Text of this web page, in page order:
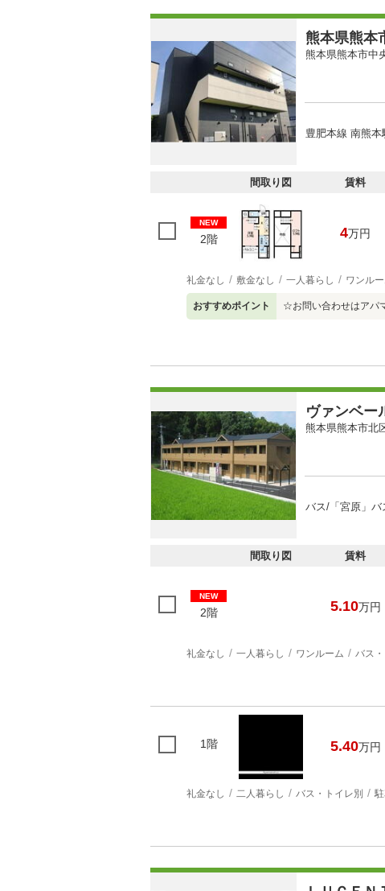
熊本県熊本
熊本県熊本市中
豊肥本線 南熊本
間取り図 賃料
NEW
2階 4万円
礼金なし 敷金なし 一人暮らし ワンル
おすすめポイント ☆お問い合わせはアパ
ヴァンベー
熊本県熊本市北
バス/「宮原」バ
間取り図 賃料
NEW
2階 5.10万円
礼金なし 一人暮らし ワンルーム バス
1階 5.40万円
礼金なし 二人暮らし バス・トイレ別